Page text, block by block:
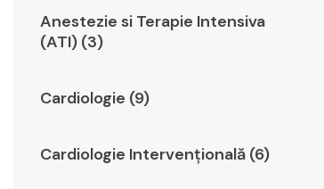
Anestezie si Terapie Intensiva
(ATI) (3)
Cardiologie (9)
Cardiologie Intervențională (6)